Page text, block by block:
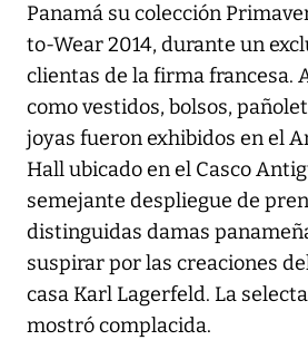
Panamá su colección
to-Wear 2014, durante un
clientas de la firma francesa.
como vestidos, bolsos,
joyas fueron exhibidos en el
Hall ubicado en el Casco
semejante despliegue de
distinguidas damas
suspirar por las creaciones
casa Karl Lagerfeld. La
mostró complacida.